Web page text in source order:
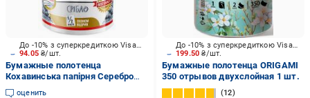
94.05₴/шт.
До -10% з суперкредиткою Visa Вигода
Бумажные полотенца
Кохавинська папірня Серебро
435 отрывов трехслойная 1 шт.
оценить
199.50₴/шт.
До -10% з суперкредиткою Visa Вигода
Бумажные полотенца ORIGAMI
350 отрывов двухслойная 1 шт.
12